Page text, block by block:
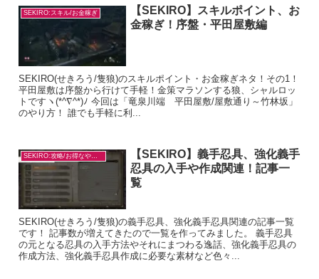
SEKIRO:スキル/お金稼ぎ
【SEKIRO】スキルポイント、お
金稼ぎ！序盤・平田屋敷編
SEKIRO(せきろう/隻狼)のスキルポイント・お金稼ぎネタ！その1！
平田屋敷は序盤から行けて手軽！金策マラソンする狼、シャルロッ
トですヽ(*^∇^*)ﾉ 今回は「竜泉川端 平田屋敷/屋敷通り～竹林坂」
のやり方！ 誰でも手軽に利...
SEKIRO:攻略/お得なやり方
【SEKIRO】義手忍具、強化義手
忍具の入手や作成関連！記事一
覧
SEKIRO(せきろう/隻狼)の義手忍具、強化義手忍具関連の記事一覧
です！ 記事数が増えてきたので一覧を作ってみました。 義手忍具
の元となる忍具の入手方法やそれにまつわる逸話、強化義手忍具の
作成方法、強化義手忍具作成に必要な素材など色々...